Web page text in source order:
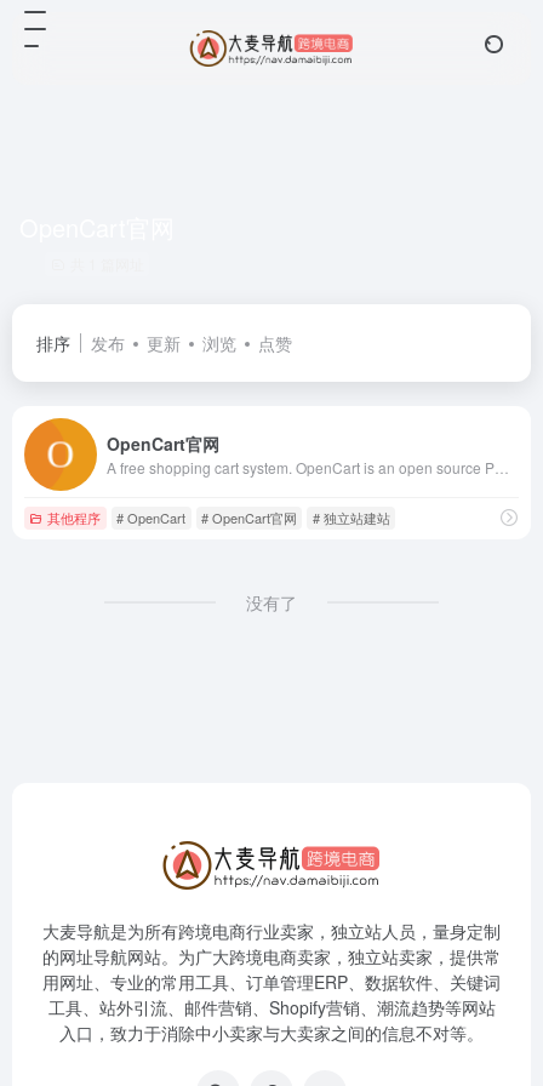
排序 发布 更新 浏览 点赞
OpenCart官网
其他程序 # OpenCart # OpenCart官网 # 独立站建站
没有了
大麦导航是为所有跨境电商行业卖家，独立站人员，量身定制
的网址导航网站。为广大跨境电商卖家，独立站卖家，提供常
用网址、专业的常用工具、订单管理ERP、数据软件、关键词
工具、站外引流、邮件营销、Shopify营销、潮流趋势等网站
入口，致力于消除中小卖家与大卖家之间的信息不对等。